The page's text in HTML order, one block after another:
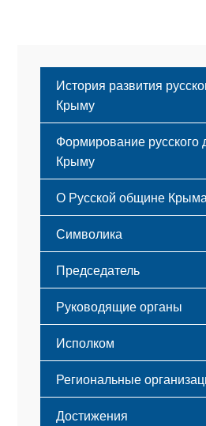
История развития
Крыму
Формирование русского
Крыму
Русский Крым
О Русской общине
Этапы становления
Принципы деятельности
Структура
Мероприятия
Символика
Флаг
Герб
Гимн
Председатель
Руководящие органы
Исполком
Региональные
Достижения